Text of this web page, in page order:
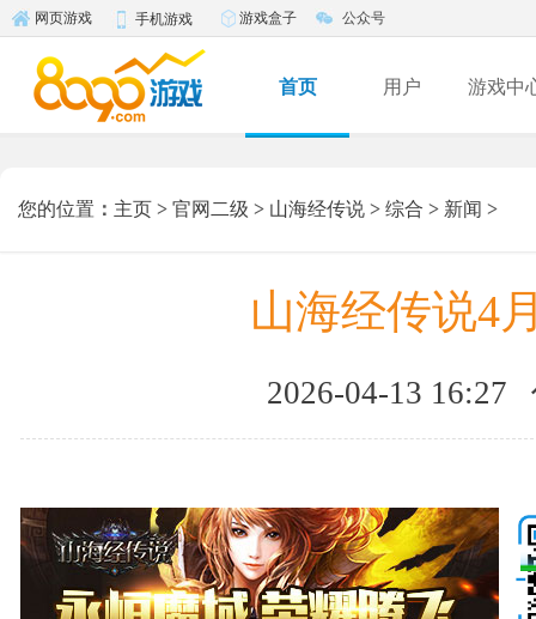
网页游戏 手机游戏 游戏盒子 公众号
首页 用户 游戏中
您的位置 ： 主页 > 官网二级 > 山海经传说 > 综合 > 新闻 >
山海经传说4
2026-04-13 16:27